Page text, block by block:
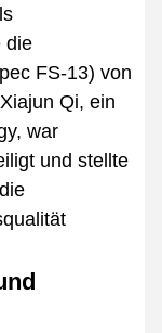
die
FS-13) von
Qi, ein
war
und stellte